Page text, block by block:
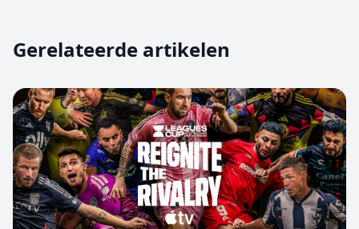
Gerelateerde artikelen